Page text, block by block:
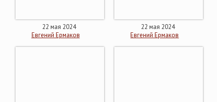
22 мая 2024
Евгений Ермаков
22 мая 2024
Евгений Ермаков